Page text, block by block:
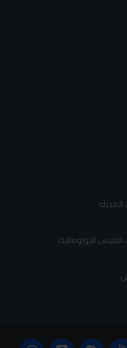
المحرك
الاوتوماتيك